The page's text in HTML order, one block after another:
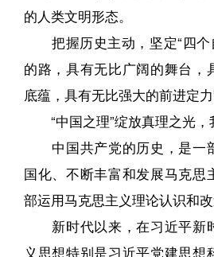
的人类文明形态。
把握历史主动，坚定“四个
的路，具有无比广阔的舞台，
底蕴，具有无比强大的前进定力”
“中国之理”绽放真理之光，
中国共产党的历史，是一
国化、不断丰富和发展马克思
部运用马克思主义理论认识和改
新时代以来，在习近平新
义思想特别是习近平党建思想